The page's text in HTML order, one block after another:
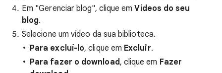
Em "Gerenciar blog", clique emVídeos do seu
blog.
Selecione um vídeo da sua biblioteca.
Para excluí-lo, clique em Excluir.
Para fazer o download, clique em Fazer